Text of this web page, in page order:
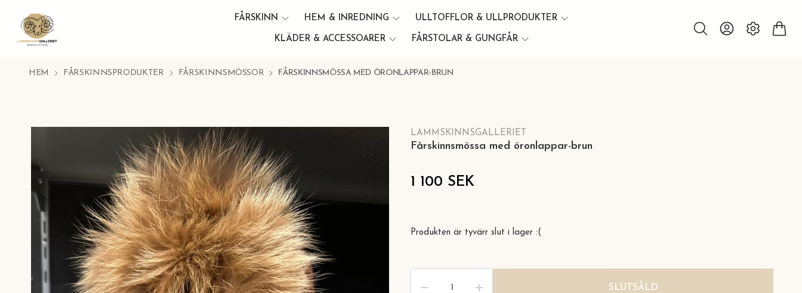
FÅRSKINN HEM & INREDNING ULLTOFFLOR & ULLPRODUKTER
KLÄDER & ACCESSOARER FÅRSTOLAR & GUNGFÅR
HEM FÅRSKINNSPRODUKTER FÅRSKINNSMÖSSOR FÅRSKINNSMÖSSA MED ÖRONLAPPAR-BRUN
LAMMSKINNSGALLERIET
Fårskinnsmössa med öronlappar-brun
1 100 SEK
Produkten är tyvärr slut i lager :(
SLUTSÅLD